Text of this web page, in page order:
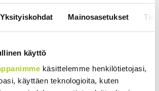
Yksityiskohdat Mainosasetukset
käyttö
käsittelemme henkilötietojasi,
käyttäen teknologioita, kuten
vuosikymmenen jäljessä Venäjän suorituskyvystä